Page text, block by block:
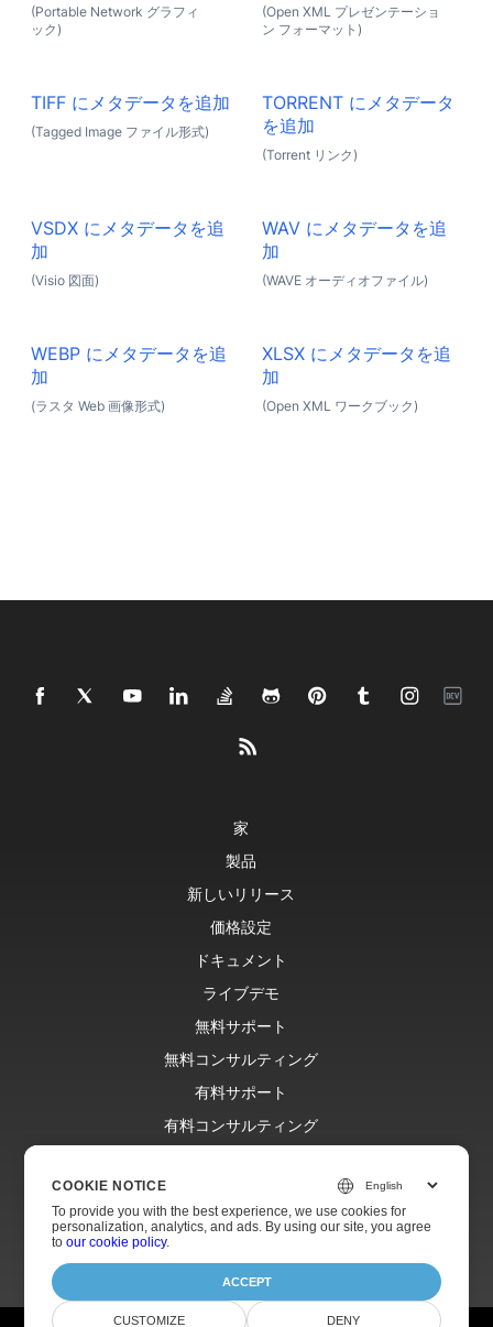
(Portable Network グラフィ
ック)
(Open XML プレゼンテーショ
ン フォーマット)
TIFF にメタデータを追加
(Tagged Image ファイル形式)
TORRENT にメタデータ
を追加
(Torrent リンク)
VSDX にメタデータを追
加
(Visio 図面)
WAV にメタデータを追
加
(WAVE オーディオファイル)
WEBP にメタデータを追
加
(ラスタ Web 画像形式)
XLSX にメタデータを追
加
(Open XML ワークブック)
家
製品
新しいリリース
価格設定
ドキュメント
ライブデモ
無料サポート
無料コンサルティング
有料サポート
有料コンサルティング
約
COOKIE NOTICE
To provide you with the best experience, we use cookies for
personalization, analytics, and ads. By using our site, you agree
toour cookie policy.
ACCEPT
CUSTOMIZE DENY